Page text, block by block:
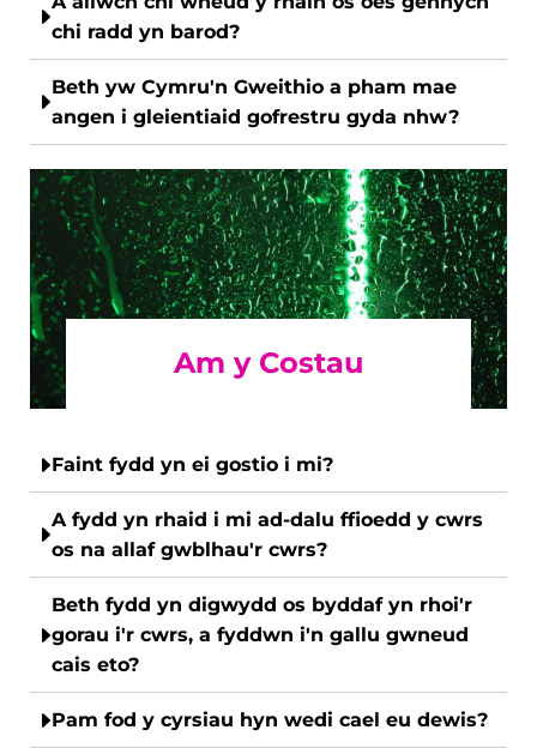
chi radd yn barod?
Beth yw Cymru'n Gweithio a pham mae
angen i gleientiaid gofrestru gyda nhw?
Am y Costau
Faint fydd yn ei gostio i mi?
A fydd yn rhaid i mi ad-dalu ffioedd y cwrs
os na allaf gwblhau'r cwrs?
Beth fydd yn digwydd os byddaf yn rhoi'r
gorau i'r cwrs, a fyddwn i'n gallu gwneud
cais eto?
Pam fod y cyrsiau hyn wedi cael eu dewis?